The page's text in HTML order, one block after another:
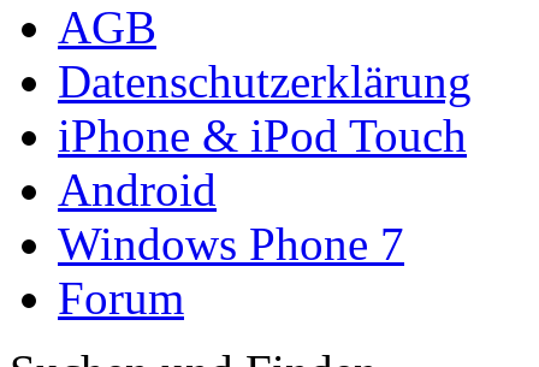
AGB
Datenschutzerklärung
iPhone & iPod Touch
Android
Windows Phone 7
Forum